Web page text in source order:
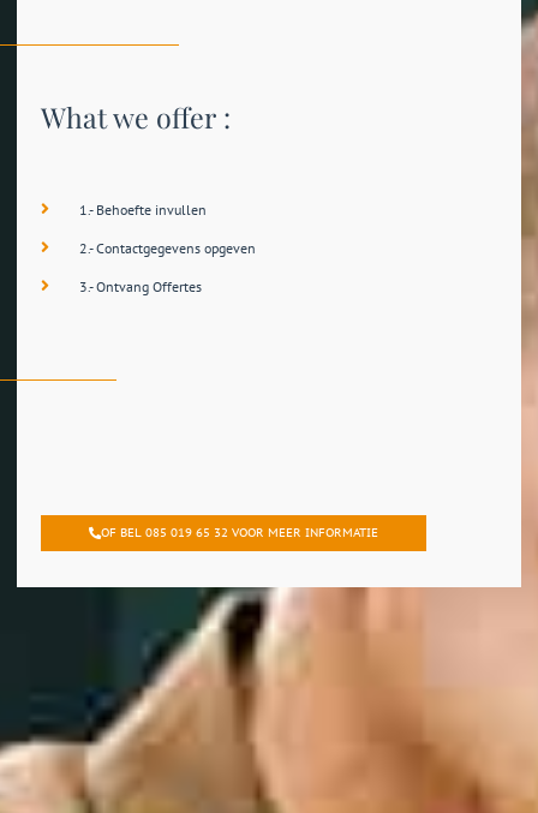
What we offer :
1.- Behoefte invullen
2.- Contactgegevens opgeven
3.- Ontvang Offertes
OF BEL 085 019 65 32 VOOR MEER INFORMATIE